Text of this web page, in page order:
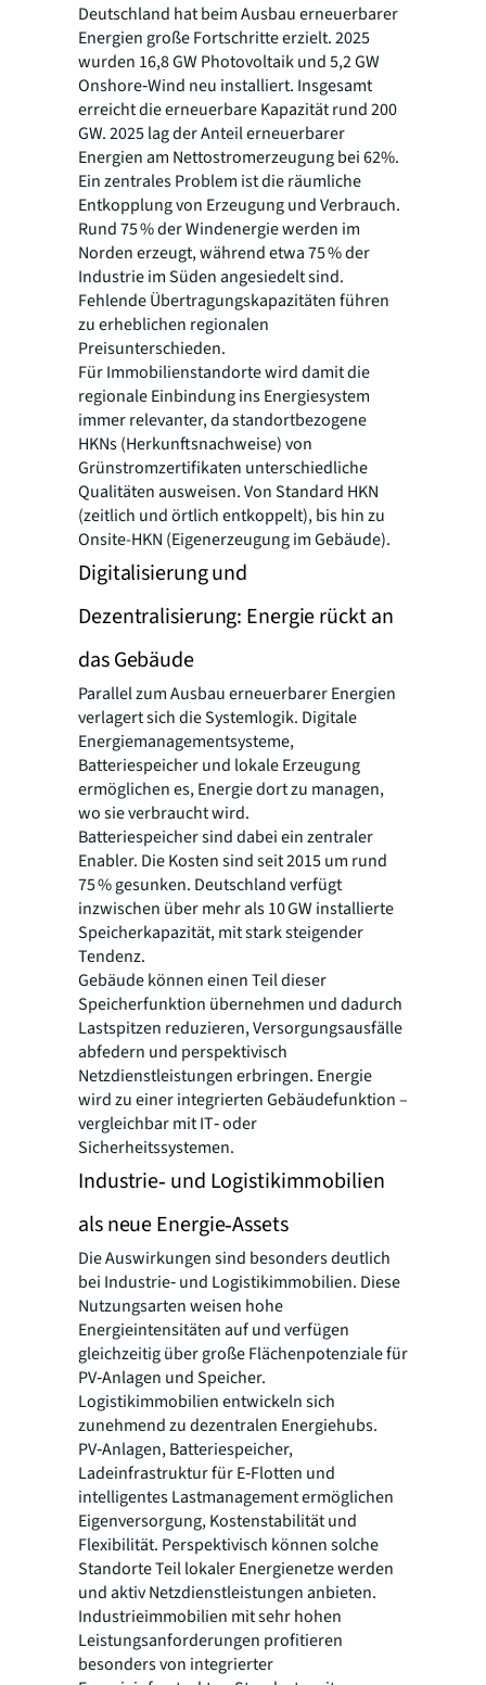
Deutschland hat beim Ausbau erneuerbarer
Energien große Fortschritte erzielt. 2025
wurden 16,8 GW Photovoltaik und 5,2 GW
Onshore‑Wind neu installiert. Insgesamt
erreicht die erneuerbare Kapazität rund 200
GW. 2025 lag der Anteil erneuerbarer
Energien am Nettostromerzeugung bei 62%.
Ein zentrales Problem ist die räumliche
Entkopplung von Erzeugung und Verbrauch.
Rund 75 % der Windenergie werden im
Norden erzeugt, während etwa 75 % der
Industrie im Süden angesiedelt sind.
Fehlende Übertragungskapazitäten führen
zu erheblichen regionalen
Preisunterschieden.
Für Immobilienstandorte wird damit die
regionale Einbindung ins Energiesystem
immer relevanter, da standortbezogene
HKNs (Herkunftsnachweise) von
Grünstromzertifikaten unterschiedliche
Qualitäten ausweisen. Von Standard HKN
(zeitlich und örtlich entkoppelt), bis hin zu
Onsite-HKN (Eigenerzeugung im Gebäude).
Digitalisierung und
Dezentralisierung: Energie rückt an
das Gebäude
Parallel zum Ausbau erneuerbarer Energien
verlagert sich die Systemlogik. Digitale
Energiemanagementsysteme,
Batteriespeicher und lokale Erzeugung
ermöglichen es, Energie dort zu managen,
wo sie verbraucht wird.
Batteriespeicher sind dabei ein zentraler
Enabler. Die Kosten sind seit 2015 um rund
75 % gesunken. Deutschland verfügt
inzwischen über mehr als 10 GW installierte
Speicherkapazität, mit stark steigender
Tendenz.
Gebäude können einen Teil dieser
Speicherfunktion übernehmen und dadurch
Lastspitzen reduzieren, Versorgungsausfälle
abfedern und perspektivisch
Netzdienstleistungen erbringen. Energie
wird zu einer integrierten Gebäudefunktion –
vergleichbar mit IT‑ oder
Sicherheitssystemen.
Industrie‑ und Logistikimmobilien
als neue Energie‑Assets
Die Auswirkungen sind besonders deutlich
bei Industrie‑ und Logistikimmobilien. Diese
Nutzungsarten weisen hohe
Energieintensitäten auf und verfügen
gleichzeitig über große Flächenpotenziale für
PV‑Anlagen und Speicher.
Logistikimmobilien entwickeln sich
zunehmend zu dezentralen Energiehubs.
PV‑Anlagen, Batteriespeicher,
Ladeinfrastruktur für E‑Flotten und
intelligentes Lastmanagement ermöglichen
Eigenversorgung, Kostenstabilität und
Flexibilität. Perspektivisch können solche
Standorte Teil lokaler Energienetze werden
und aktiv Netzdienstleistungen anbieten.
Industrieimmobilien mit sehr hohen
Leistungsanforderungen profitieren
besonders von integrierter